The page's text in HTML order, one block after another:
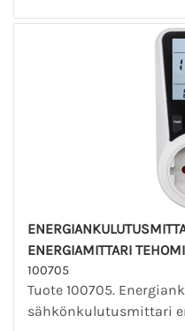
ENERGIAMITTARI
100705
Tuote 100705.
sähkönkulutusmittari